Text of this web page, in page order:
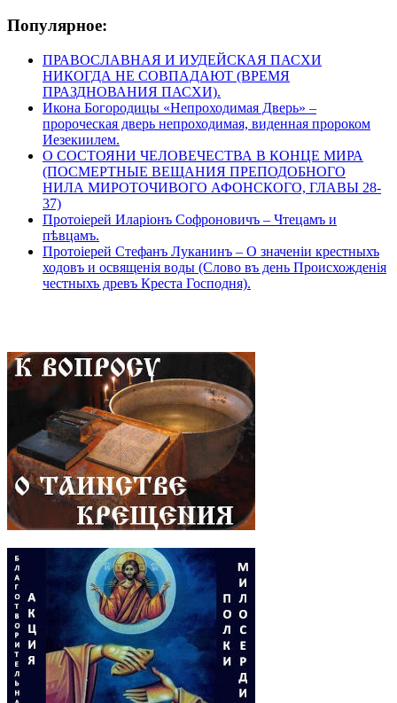
Популярное:
ПРАВОСЛАВНАЯ И ИУДЕЙСКАЯ ПАСХИ
НИКОГДА НЕ СОВПАДАЮТ (ВРЕМЯ
ПРАЗДНОВАНИЯ ПАСХИ).
Икона Богородицы «Непроходимая Дверь» –
пророческая дверь непроходимая, виденная пророком
Иезекиилем.
О СОСТОЯНИ ЧЕЛОВЕЧЕСТВА В КОНЦЕ МИРА
(ПОСМЕРТНЫЕ ВЕЩАНИЯ ПРЕПОДОБНОГО
НИЛА МИРОТОЧИВОГО АФОНСКОГО, ГЛАВЫ 28-
37)
Протоіерей Иларіонъ Софроновичъ – Чтецамъ и
пѣвцамъ.
Протоіерей Стефанъ Луканинъ – О значеніи крестныхъ
ходовъ и освященія воды (Слово въ день Происхожденія
честныхъ древъ Креста Господня).